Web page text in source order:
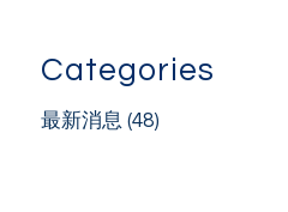
Categories
最新消息 (48)